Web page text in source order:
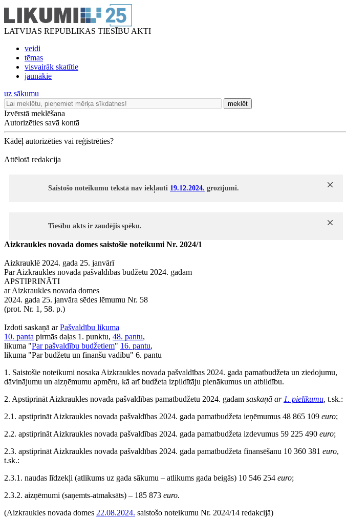
LATVIJAS REPUBLIKAS TIESĪBU AKTI
veidi
tēmas
visvairāk skatītie
jaunākie
uz sākumu
meklēt
Izvērstā meklēšana
Autorizēties savā kontā
Kādēļ autorizēties vai reģistrēties?
Attēlotā redakcija
Saistošo noteikumu tekstā nav iekļauti 19.12.2024. grozījumi.
Tiesību akts ir zaudējis spēku.
Aizkraukles novada domes saistošie noteikumi Nr. 2024/1
Aizkrauklē 2024. gada 25. janvārī
Par Aizkraukles novada pašvaldības budžetu 2024. gadam
APSTIPRINĀTI
ar Aizkraukles novada domes
2024. gada 25. janvāra sēdes lēmumu Nr. 58
(prot. Nr. 1, 58. p.)
Izdoti saskaņā arPašvaldību likuma
10. panta pirmās daļas 1. punktu, 48. pantu,
likuma "Par pašvaldību budžetiem" 16. pantu,
likuma "Par budžetu un finanšu vadību" 6. pantu
1. Saistošie noteikumi nosaka Aizkraukles novada pašvaldības 2024. gada pamatbudžeta un ziedojumu,
dāvinājumu un aizņēmumu apmēru, kā arī budžeta izpildītāju pienākumus un atbildību.
2. Apstiprināt Aizkraukles novada pašvaldības pamatbudžetu 2024. gadam saskaņā ar 1. pielikumu t.sk.:
2.1. apstiprināt Aizkraukles novada pašvaldības 2024. gada pamatbudžeta ieņēmumus 48 865 109 euro;
2.2. apstiprināt Aizkraukles novada pašvaldības 2024. gada pamatbudžeta izdevumus 59 225 490 euro;
2.3. apstiprināt Aizkraukles novada pašvaldības 2024. gada pamatbudžeta finansēšanu 10 360 381 euro,
t.sk.:
2.3.1. naudas līdzekļi (atlikums uz gada sākumu – atlikums gada beigās) 10 546 254 euro;
2.3.2. aizņēmumi (saņemts-atmaksāts) – 185 873 euro.
(Aizkraukles novada domes 22.08.2024. saistošo noteikumu Nr. 2024/14 redakcijā)